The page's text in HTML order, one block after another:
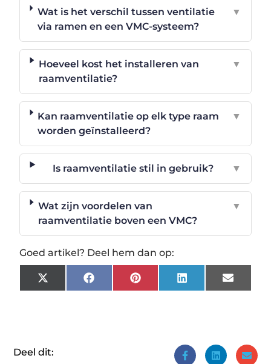
Wat is het verschil tussen ventilatie
via ramen en een VMC-systeem?
▼
Hoeveel kost het installeren van
raamventilatie?
▼
Kan raamventilatie op elk type raam
worden geïnstalleerd?
▼
Is raamventilatie stil in gebruik? ▼
Wat zijn voordelen van
raamventilatie boven een VMC?
▼
Goed artikel? Deel hem dan op:
X
(Twitter)
FacebookPinterestLinkedInEmail
Deel dit: